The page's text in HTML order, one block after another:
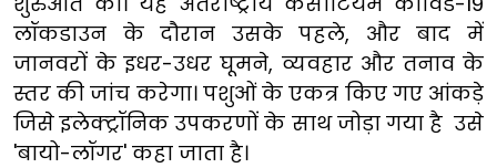
लॉकडाउन के दौरान उसके पहले, और बाद
में
जानवरों के इधर-उधर घूमने, व्यवहार और तनाव के
स्तर की जांच करेगा। पशुओं के एकत्र किए गए आंकड़े
जिसे इलेक्ट्रॉनिक उपकरणों के साथ जोड़ा गया है उसे
'बायो-लॉगर' कहा जाता है।